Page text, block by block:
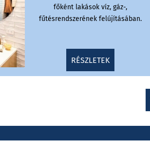
főként lakások víz, gáz-,
fűtésrendszerének felújításában.
RÉSZLETEK